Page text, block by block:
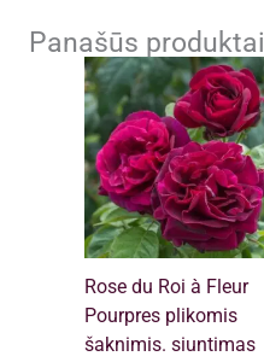
Panašūs produktai
Rose du Roi à Fleur
Pourpres plikomis
šaknimis. siuntimas